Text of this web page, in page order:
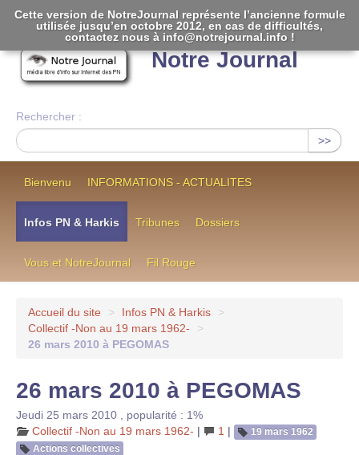
Notre Journal
Rechercher :
>>
Bienvenu INFORMATIONS - ACTUALITES
Infos PN & Harkis Tribunes Dossiers
Vous et NotreJournal Fil Rouge
Accueil du site > Infos PN & Harkis
>
Collectif -Non au 19 mars 1962-
>
26 mars 2010 à PEGOMAS
26 mars 2010 à PEGOMAS
Jeudi 25 mars 2010
popularité : 1%
Collectif -Non au 19 mars 1962- | 1 |
19 mars 1962
Actions collectives
Cette version de NotreJournal représente l’ancienne formule
utilisée jusqu’en octobre 2012, en cas de difficultés,
contactez nous à info@notrejournal.info !